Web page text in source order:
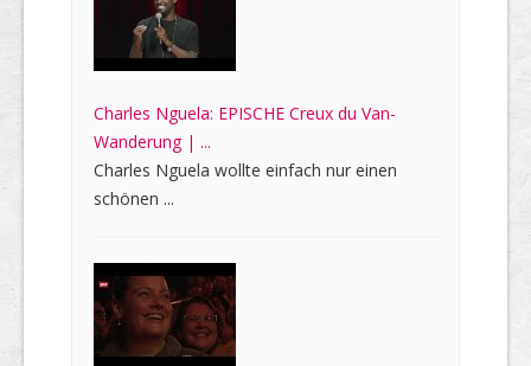
Charles Nguela: EPISCHE Creux du Van-
Wanderung | ...
Charles Nguela wollte einfach nur einen
schönen ...